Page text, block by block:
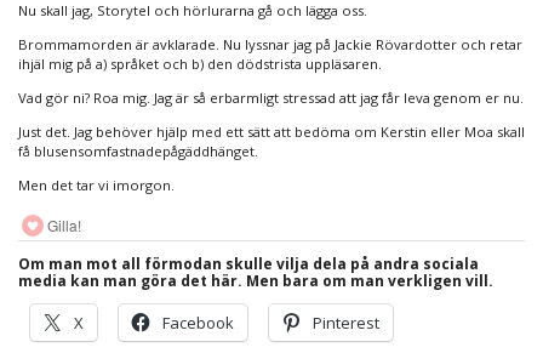
Nu skall jag, Storytel och hörlurarna gå och lägga oss.
Brommamorden är avklarade. Nu lyssnar jag på Jackie Rövardotter och retar
ihjäl mig på a) språket och b) den dödstrista uppläsaren.
Vad gör ni? Roa mig. Jag är så erbarmligt stressad att jag får leva genom er nu.
Just det. Jag behöver hjälp med ett sätt att bedöma om Kerstin eller Moa skall
få blusensomfastnadepågäddhänget.
Men det tar vi imorgon.
Gilla!
Om man mot all förmodan skulle vilja dela på andra sociala
media kan man göra det här. Men bara om man verkligen vill.
X Facebook Pinterest